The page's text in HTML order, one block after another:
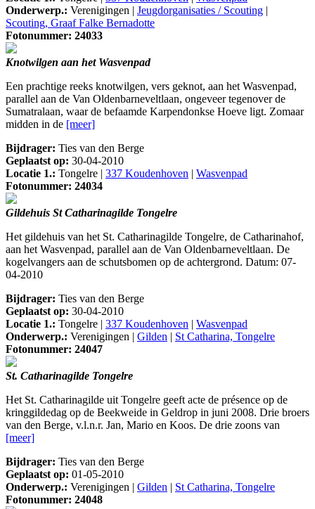
Onderwerp.: Verenigingen | Jeugdorganisaties / Scouting |
Scouting, Graaf Falke Bernadotte
Fotonummer: 24033
Knotwilgen aan het Wasvenpad
Een prachtige reeks knotwilgen, vers geknot, aan het Wasvenpad,
parallel aan de Van Oldenbarneveltlaan, ongeveer tegenover de
Sumatralaan, waar de befaamde Karpendonkse Hoeve ligt. Zomaar
midden in de [meer]
Bijdrager: Ties van den Berge
Geplaatst op: 30-04-2010
Locatie 1.: Tongelre | 337 Koudenhoven | Wasvenpad
Fotonummer: 24034
Gildehuis St Catharinagilde Tongelre
Het gildehuis van het St. Catharinagilde Tongelre, de Catharinahof,
aan het Wasvenpad, parallel aan de Van Oldenbarneveltlaan. De
kogelvangers aan de schutsbomen op de achtergrond. Datum: 07-
04-2010
Bijdrager: Ties van den Berge
Geplaatst op: 30-04-2010
Locatie 1.: Tongelre | 337 Koudenhoven | Wasvenpad
Onderwerp.: Verenigingen | Gilden | St Catharina, Tongelre
Fotonummer: 24047
St. Catharinagilde Tongelre
Het St. Catharinagilde uit Tongelre geeft acte de présence op de
kringgildedag op de Beekweide in Geldrop in juni 2008. Drie broers
van den Berge, v.l.n.r. Jan, Mario en Koos. De drie zoons van
[meer]
Bijdrager: Ties van den Berge
Geplaatst op: 01-05-2010
Onderwerp.: Verenigingen | Gilden | St Catharina, Tongelre
Fotonummer: 24048